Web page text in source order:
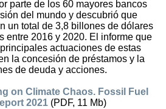
parte de los 60 mayores bancos
del mundo y descubrió que
un total de 3,8 billones de dólares
entre 2016 y 2020. El informe que
actuaciones de estas
la concesión de préstamos y la
de deuda y acciones.
on Climate Chaos. Fossil Fuel
2021 (PDF, 11 Mb)